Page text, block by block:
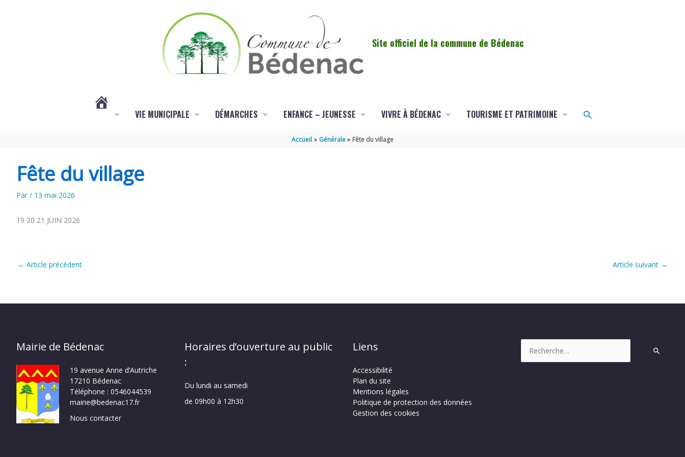
Site officiel de la commune de Bédenac
(PAS
VIE MUNICIPALE DÉMARCHES ENFANCE – JEUNESSE VIVRE À BÉDENAC TOURISME ET PATRIMOINE Rechercher
Accueil Générale Fête du village
Fête du village
Par/ 13 mai 2026
19 20 21 JUIN 2026
← Article précédent Article suivant →
Mairie de Bédenac
19 avenue Anne d’Autriche
17210 Bédenac
Téléphone : 0546044539
mairie@bedenac17.fr
Nous contacter
Horaires d’ouverture au public
:
Du lundi au samedi
de 09h00 à 12h30
Liens
Accessibilité
Plan du site
Mentions légales
Politique de protection des données
Gestion des cookies